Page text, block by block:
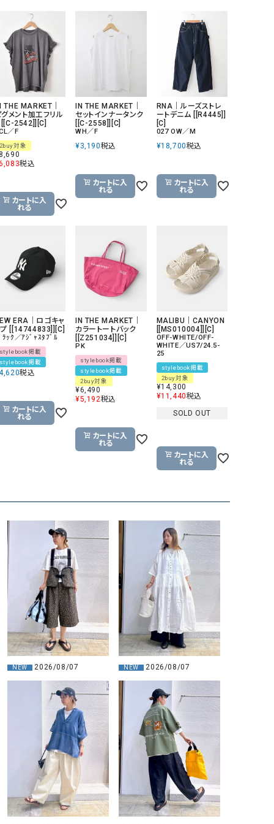
GO TO HOLLYWOOD（ゴートゥーハリウ
ッド）
THIRTY（サーティ）
G-STAR RAW（ジースターロウ） tumugu:（ツムグ）
GOOD SPEED（グッドスピード） un cinq（アンサンク）
GAIMO（ガイモ）
UNIVERSAL OVERALL（
オーバーオール）
GRAMICCI（グラミチ）
Gives a sense of fullment +phenix（フェニックス）
HUNTER（ハンター） WILD THINGS（ワイルドシ
ICHI（イチ）
THE MARKET｜
グメント加工フリル
[[C-2542]][C]
／F
2buy対象
8,690
税込
カートに入
れる
IN THE MARKET｜
セットインナータンク
[[C-2558]][C]
WH／F
¥3,190税込
カートに入
れる
RNA｜ルーズストレ
ートデニム [[R4445]]
[C]
027 OW／M
¥18,700税込
カートに入
れる
ERA｜ロゴキャ
プ [[14744833]][C]
ﾗｯｸ／ｱｼﾞｬｽﾀﾌﾞﾙ
stylebook掲載
stylebook掲載
税込
カートに入
れる
IN THE MARKET｜
カラートートバック
[[Z251034]][C]
PK
stylebook掲載
stylebook掲載
2buy対象
¥6,490
¥5,192税込
カートに入
れる
MALIBU｜CANYON
[[MS010004]][C]
OFF-WHITE/OFF-
WHITE／US7/24.5-
25
stylebook掲載
2buy対象
¥14,300
¥11,440税込
SOLD OUT
カートに入
れる
NEW 2026/08/07 NEW 2026/08/07